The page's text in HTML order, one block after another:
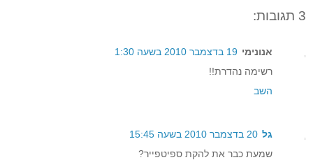
3 תגובות:
אנונימי 19 בדצמבר 2010 בשעה 1:30
רשימה נהדרת!!
השב
גל 20 בדצמבר 2010 בשעה 15:45
שמעת כבר את להקת ספיטפייר?